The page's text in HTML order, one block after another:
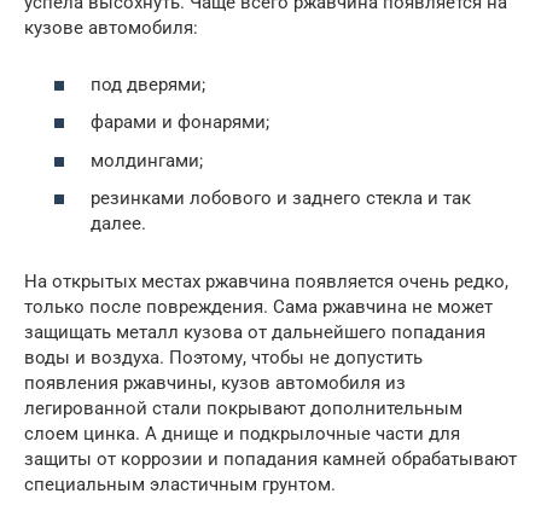
кузове автомобиля:
под дверями;
фарами и фонарями;
молдингами;
резинками лобового и заднего стекла и так
далее.
На открытых местах ржавчина появляется очень редко,
только после повреждения. Сама ржавчина не может
защищать металл кузова от дальнейшего попадания
воды и воздуха. Поэтому, чтобы не допустить
появления ржавчины, кузов автомобиля из
легированной стали покрывают дополнительным
слоем цинка. А днище и подкрылочные части для
защиты от коррозии и попадания камней обрабатывают
специальным эластичным грунтом.